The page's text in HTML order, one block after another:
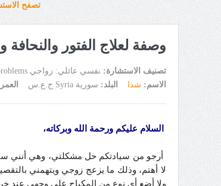
تصفح
وصفة لعلاج الفتور والنحافة
تصنيف الاستشارة: نفسي عائلي: زواجي Marital problems
الاسم: شذا البلد: سورية Syria ج.ع.س
السلام عليكم ورحمة الله وبركاته،
لا أهتم، وذلك ما يزعج زوجي ويتهمني
ولا أضع أي نوع من المكياج على وجهي عند